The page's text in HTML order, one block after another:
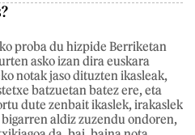
proba du hizpide Berriketan
asko izan dira euskara
notak jaso dituzten ikasleak,
batzuetan batez ere, eta
dute zenbait ikaslek, irakaslek
aldiz zuzendu ondoren,